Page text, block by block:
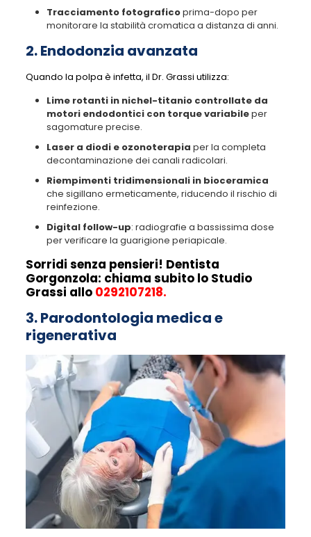
Tracciamento fotograficoprima-dopo per
monitorare la stabilità cromatica a distanza di anni.
2. Endodonzia avanzata
Quando la polpa è infetta, il Dr. Grassi utilizza:
Lime rotanti in nichel-titanio controllate da
motori endodontici con torque variabileper
sagomature precise.
Laser a diodi e ozonoterapia per la completa
decontaminazione dei canali radicolari.
Riempimenti tridimensionali in bioceramica
che sigillano ermeticamente, riducendo il rischio di
reinfezione.
Digital follow-up: radiografie a bassissima dose
per verificare la guarigione periapicale.
Sorridi senza pensieri! Dentista
Gorgonzola: chiama subito lo Studio
Grassi allo 0292107218.
3. Parodontologia medica e
rigenerativa